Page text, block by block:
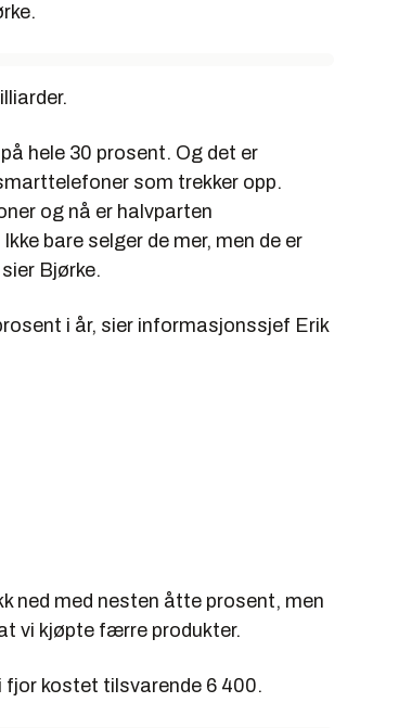
hele 30 prosent. Og det er
som trekker opp.
og nå er halvparten
bare selger de mer, men de er
Bjørke.
i år, sier informasjonssjef Erik
ned med nesten åtte prosent, men
vi kjøpte færre produkter.
fjor kostet tilsvarende 6 400.